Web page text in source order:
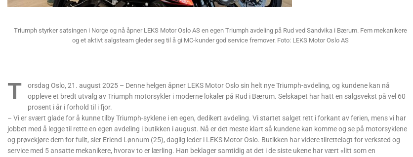
Triumph styrker satsingen i Norge og nå åpner LEKS Motor Oslo AS en egen Triumph avdeling på Rud ved Sandvika i Bærum. Fem mekanikere
og et aktivt salgsteam gleder seg til å gi MC-kunder god service fremover. Foto: LEKS Motor Oslo AS
T
orsdag Oslo, 21. august 2025 – Denne helgen åpner LEKS Motor Oslo sin helt nye Triumph-avdeling, og kundene kan nå
oppleve et bredt utvalg av Triumph motorsykler i moderne lokaler på Rud i Bærum. Selskapet har hatt en salgsvekst på vel 60
prosent i år i forhold til i fjor.
– Vi er svært glade for å kunne tilby Triumph-syklene i en egen, dedikert avdeling. Vi startet salget rett i forkant av ferien, mens vi har
jobbet med å legge til rette en egen avdeling i butikken i august. Nå er det meste klart så kundene kan komme og se på motorsyklene
og prøvekjøre dem for fullt, sier Erlend Lønnum (25), daglig leder i LEKS Motor Oslo. Butikken har videre tilrettelagt for verksted og
service med 5 ansatte mekanikere, hvorav to er lærling. Han beklager samtidig at det i de siste ukene har vært «litt som en